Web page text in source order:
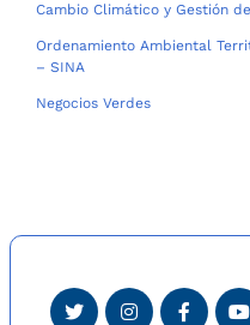
Cambio Climático y Gestión
Ordenamiento Ambiental
– SINA
Negocios Verdes